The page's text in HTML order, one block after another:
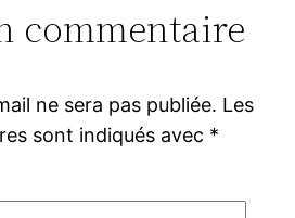
commentaire
ne sera pas publiée. Les
sont indiqués avec *